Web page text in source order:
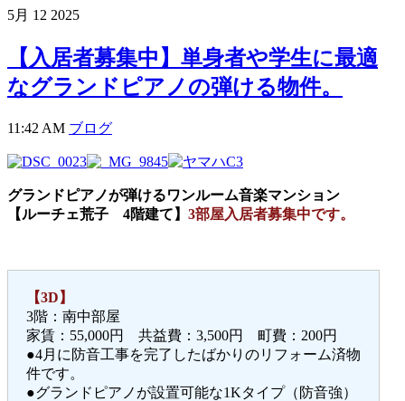
5月 12 2025
【入居者募集中】単身者や学生に最適
なグランドピアノの弾ける物件。
11:42 AM ブログ
グランドピアノが弾けるワンルーム音楽マンション
【ルーチェ荒子 4階建て】 3部屋入居者募集中です。
【3D】
3階：南中部屋
家賃：55,000円 共益費：3,500円 町費：200円
●4月に防音工事を完了したばかりのリフォーム済物
件です。
●グランドピアノが設置可能な1Kタイプ（防音強）